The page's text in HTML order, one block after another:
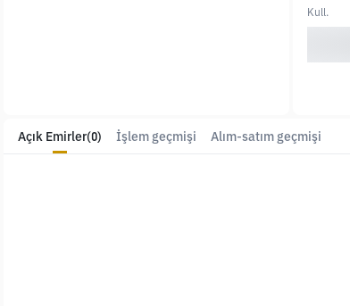
Kull.
Açık Emirler(0) İşlem geçmişi Alım-satım geçmişi